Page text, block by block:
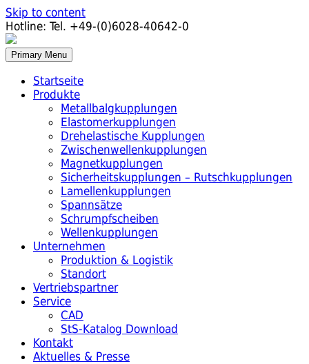
Skip to content
Hotline: Tel. +49-(0)6028-40642-0
Primary Menu
Startseite
Produkte
Metallbalgkupplungen
Elastomerkupplungen
Drehelastische Kupplungen
Zwischenwellenkupplungen
Magnetkupplungen
Sicherheitskupplungen – Rutschkupplungen
Lamellenkupplungen
Spannsätze
Schrumpfscheiben
Wellenkupplungen
Unternehmen
Produktion & Logistik
Standort
Vertriebspartner
Service
CAD
StS-Katalog Download
Kontakt
Aktuelles & Presse